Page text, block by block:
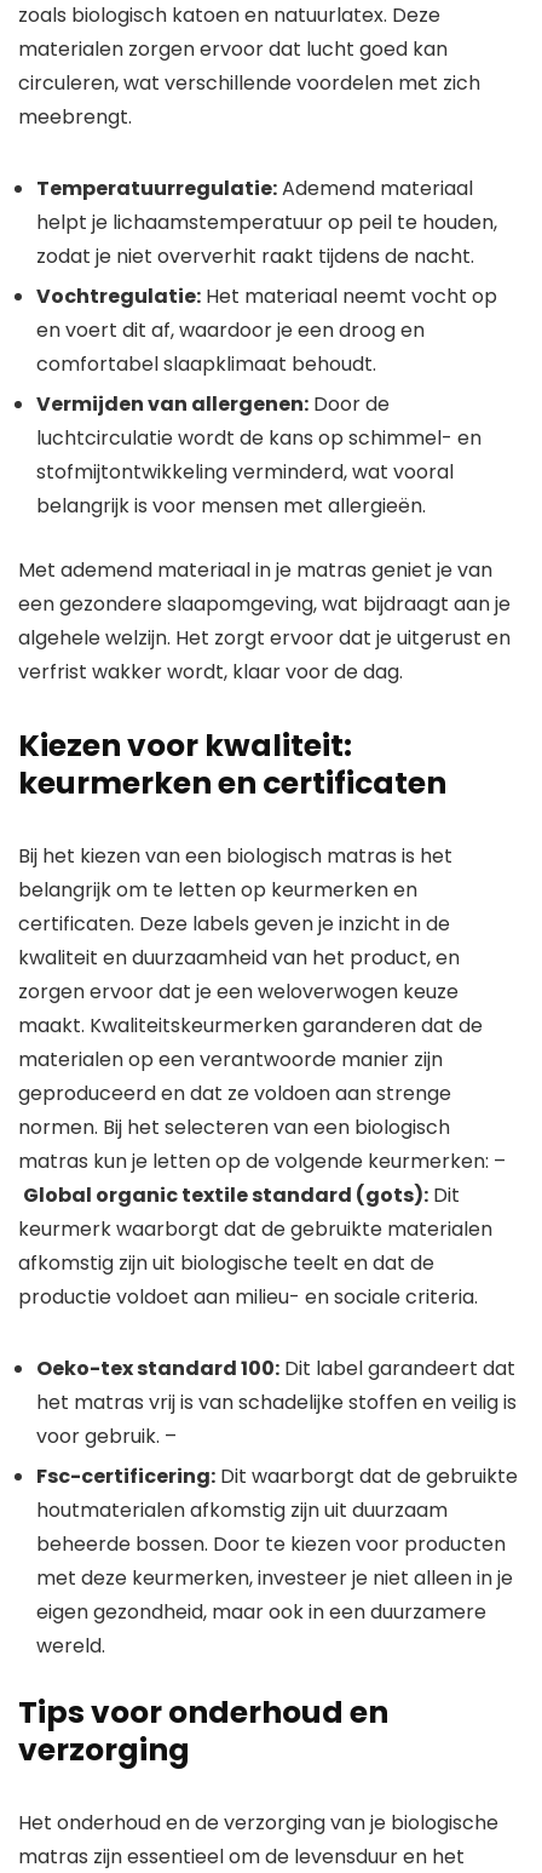
zoals biologisch katoen en natuurlatex. Deze
materialen zorgen ervoor dat lucht goed kan
circuleren, wat verschillende voordelen met zich
meebrengt.
Temperatuurregulatie:Ademend materiaal
helpt je lichaamstemperatuur op peil te houden,
zodat je niet oververhit raakt tijdens de nacht.
Vochtregulatie: Het materiaal neemt vocht op
en voert dit af, waardoor je een droog en
comfortabel slaapklimaat behoudt.
Vermijden van allergenen: Door de
luchtcirculatie wordt de kans op schimmel- en
stofmijtontwikkeling verminderd, wat vooral
belangrijk is voor mensen met allergieën.
Met ademend materiaal in je matras geniet je van
een gezondere slaapomgeving, wat bijdraagt aan je
algehele welzijn. Het zorgt ervoor dat je uitgerust en
verfrist wakker wordt, klaar voor de dag.
Kiezen voor kwaliteit:
keurmerken en certificaten
Bij het kiezen van een biologisch matras is het
belangrijk om te letten op keurmerken en
certificaten. Deze labels geven je inzicht in de
kwaliteit en duurzaamheid van het product, en
zorgen ervoor dat je een weloverwogen keuze
maakt. Kwaliteitskeurmerken garanderen dat de
materialen op een verantwoorde manier zijn
geproduceerd en dat ze voldoen aan strenge
normen. Bij het selecteren van een biologisch
matras kun je letten op de volgende keurmerken: –
Global organic textile standard (gots): Dit
keurmerk waarborgt dat de gebruikte materialen
afkomstig zijn uit biologische teelt en dat de
productie voldoet aan milieu- en sociale criteria.
Oeko-tex standard 100: Dit label garandeert dat
het matras vrij is van schadelijke stoffen en veilig is
voor gebruik. –
Fsc-certificering: Dit waarborgt dat de gebruikte
houtmaterialen afkomstig zijn uit duurzaam
beheerde bossen. Door te kiezen voor producten
met deze keurmerken, investeer je niet alleen in je
eigen gezondheid, maar ook in een duurzamere
wereld.
Tips voor onderhoud en
verzorging
Het onderhoud en de verzorging van je biologische
matras zijn essentieel om de levensduur en het